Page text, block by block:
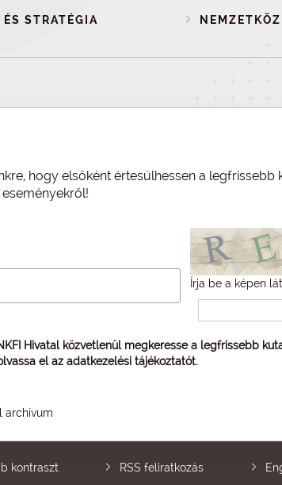
STRATÉGIA
hogy elsőként értesülhessen a legfrissebb
Írja be a képen
Hivatal közvetlenül megkeresse a legfrissebb
el az adatkezelési tájékoztatót.
archívum
kontraszt RSS feliratkozás